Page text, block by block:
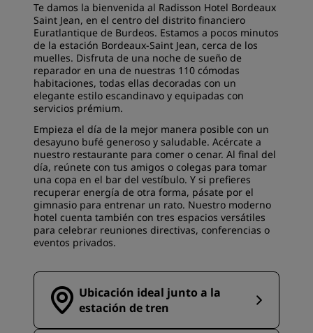
Te damos la bienvenida al Radisson Hotel Bordeaux
Saint Jean, en el centro del distrito financiero
Euratlantique de Burdeos. Estamos a pocos minutos
de la estación Bordeaux-Saint Jean, cerca de los
muelles. Disfruta de una noche de sueño de
reparador en una de nuestras 110 cómodas
habitaciones, todas ellas decoradas con un
elegante estilo escandinavo y equipadas con
servicios prémium.
Empieza el día de la mejor manera posible con un
desayuno bufé generoso y saludable. Acércate a
nuestro restaurante para comer o cenar. Al final del
día, reúnete con tus amigos o colegas para tomar
una copa en el bar del vestíbulo. Y si prefieres
recuperar energía de otra forma, pásate por el
gimnasio para entrenar un rato. Nuestro moderno
hotel cuenta también con tres espacios versátiles
para celebrar reuniones directivas, conferencias o
eventos privados.
Ubicación ideal junto a la
estación de tren